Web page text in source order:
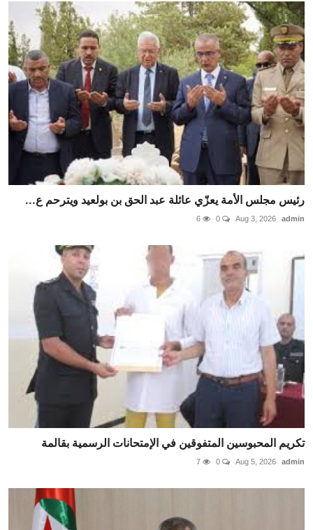
رئيس مجلس الأمة يعزّي عائلة عبد الحق بن بولعيد ويترحم ع...
admin
Aug 3, 2026
تكريم المحبوسين المتفوقين في الإمتحانات الرسمية بقالمة
admin
Aug 5, 2026